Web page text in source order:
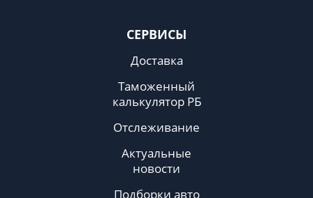
СЕРВИСЫ
Доставка
Таможенный
калькулятор РБ
Отслеживание
Актуальные
новости
Подборки авто